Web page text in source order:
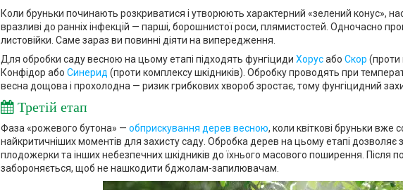
Коли бруньки починають розкриватися і утворюють характерний «зелений конус»,
вразливі до ранніх інфекцій — парші, борошнистої роси, плямистостей. Одночасно
листовійки. Саме зараз ви повинні діяти на випередження.
Для обробки саду весною на цьому етапі підходять фунгіциди Хорусабо Скор (проти
Конфідор або Синерид (проти комплексу шкідників). Обробку проводять при
весна дощова і прохолодна — ризик грибкових хвороб зростає, тому фунгіцидний
Третій етап
Фаза «рожевого бутона» — обприскування дерев весною, коли квіткові бруньки вже
найкритичніших моментів для захисту саду. Обробка дерев на цьому етапі дозволяє
плодожерки та інших небезпечних шкідників до їхнього масового поширення. Після
забороняється, щоб не нашкодити бджолам-запилювачам.